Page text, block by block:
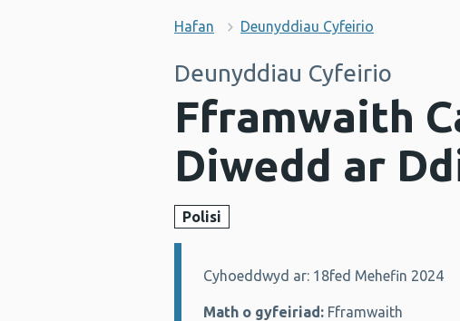
Hafan Deunyddiau Cyfeirio
Deunyddiau Cyfeirio
Fframwaith
Diwedd ar
Polisi
Manylion:
Cyhoeddwyd ar: 18fed Mehefin 2024
Math o gyfeiriad: Fframwaith